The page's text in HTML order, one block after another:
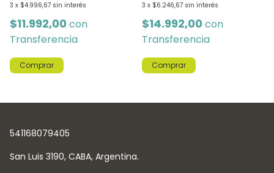
3 x $4.996,67 sin interés
$11.992,00 con
Transferencia
Comprar
3 x $6.246,67 sin interés
$14.992,00 con
Transferencia
Comprar
541168079405